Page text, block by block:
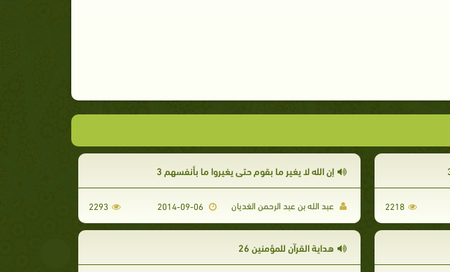
2218
إن الله لا يغير ما بقوم حتى يغيروا ما بأنفسهم 3
عبد الله بن عبد الرحمن الغديان 2293
هداية القرآن للمؤمنين 26